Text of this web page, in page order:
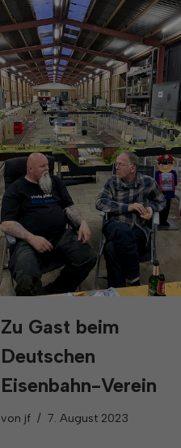
Zu Gast beim
Deutschen
Eisenbahn-Verein
von jf 7. August 2023